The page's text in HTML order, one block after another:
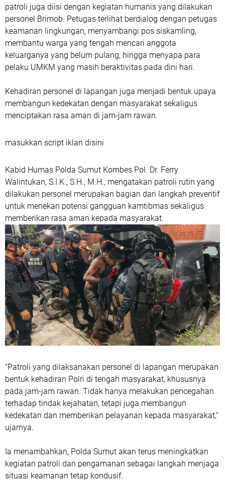
patroli juga diisi dengan kegiatan humanis yang dilakukan
personel Brimob. Petugas terlihat berdialog dengan petugas
keamanan lingkungan, menyambangi pos siskamling,
membantu warga yang tengah mencari anggota
keluarganya yang belum pulang, hingga menyapa para
pelaku UMKM yang masih beraktivitas pada dini hari.
Kehadiran personel di lapangan juga menjadi bentuk upaya
membangun kedekatan dengan masyarakat sekaligus
menciptakan rasa aman di jam-jam rawan.
masukkan script iklan disini
Kabid Humas Polda Sumut Kombes Pol. Dr. Ferry
Walintukan, S.I.K., S.H., M.H., mengatakan patroli rutin yang
dilakukan personel merupakan bagian dari langkah preventif
untuk menekan potensi gangguan kamtibmas sekaligus
memberikan rasa aman kepada masyarakat.
"Patroli yang dilaksanakan personel di lapangan merupakan
bentuk kehadiran Polri di tengah masyarakat, khususnya
pada jam-jam rawan. Tidak hanya melakukan pencegahan
terhadap tindak kejahatan, tetapi juga membangun
kedekatan dan memberikan pelayanan kepada masyarakat,"
ujarnya.
Ia menambahkan, Polda Sumut akan terus meningkatkan
kegiatan patroli dan pengamanan sebagai langkah menjaga
situasi keamanan tetap kondusif.